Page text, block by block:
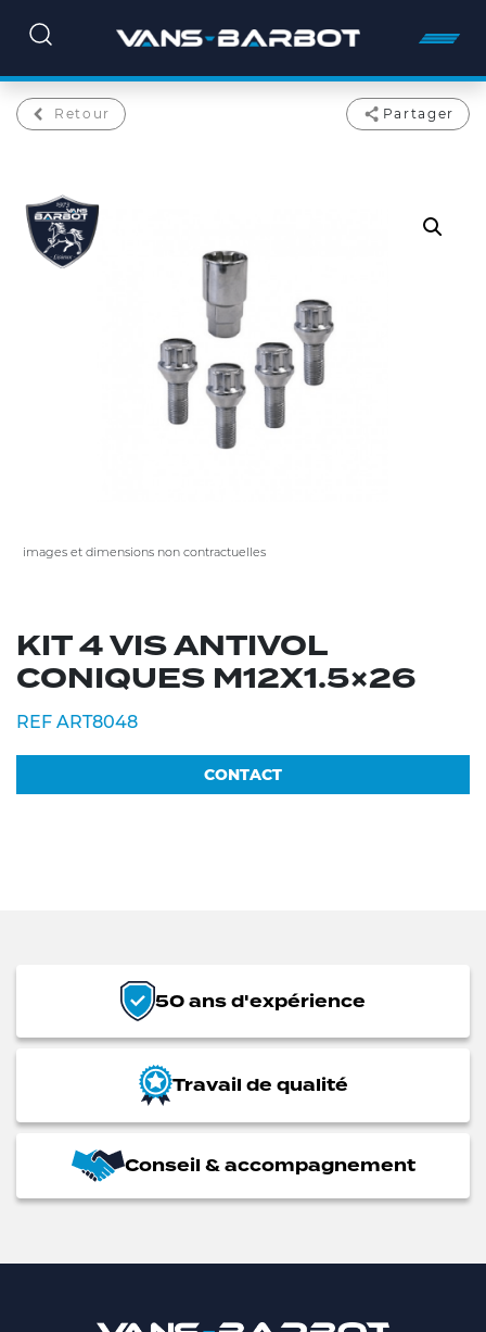
images et dimensions non contractuelles
KIT 4 VIS ANTIVOL
CONIQUES M12X1.5×26
REF ART8048
CONTACT
Retour Partager
50 ans d'expérience
Travail de qualité
Conseil & accompagnement